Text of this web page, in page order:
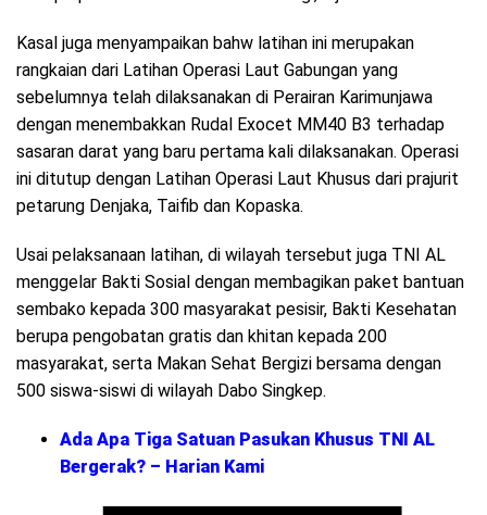
Kasal juga menyampaikan bahw latihan ini merupakan
rangkaian dari Latihan Operasi Laut Gabungan yang
sebelumnya telah dilaksanakan di Perairan Karimunjawa
dengan menembakkan Rudal Exocet MM40 B3 terhadap
sasaran darat yang baru pertama kali dilaksanakan. Operasi
ini ditutup dengan Latihan Operasi Laut Khusus dari prajurit
petarung Denjaka, Taifib dan Kopaska.
Usai pelaksanaan latihan, di wilayah tersebut juga TNI AL
menggelar Bakti Sosial dengan membagikan paket bantuan
sembako kepada 300 masyarakat pesisir, Bakti Kesehatan
berupa pengobatan gratis dan khitan kepada 200
masyarakat, serta Makan Sehat Bergizi bersama dengan
500 siswa-siswi di wilayah Dabo Singkep.
Ada Apa Tiga Satuan Pasukan Khusus TNI AL
Bergerak? – Harian Kami